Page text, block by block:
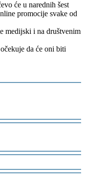
će u narednih šest
promocije svake od
medijski i na društvenim
da će oni biti